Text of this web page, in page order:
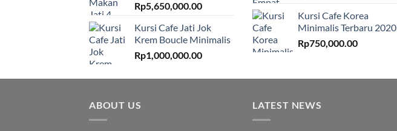
Rp5,650,000.00
Kursi Cafe Jati Jok
Krem Boucle Minimalis
Rp1,000,000.00
Kursi Cafe Korea
Minimalis Terbaru 2020
Rp750,000.00
ABOUT US LATEST NEWS